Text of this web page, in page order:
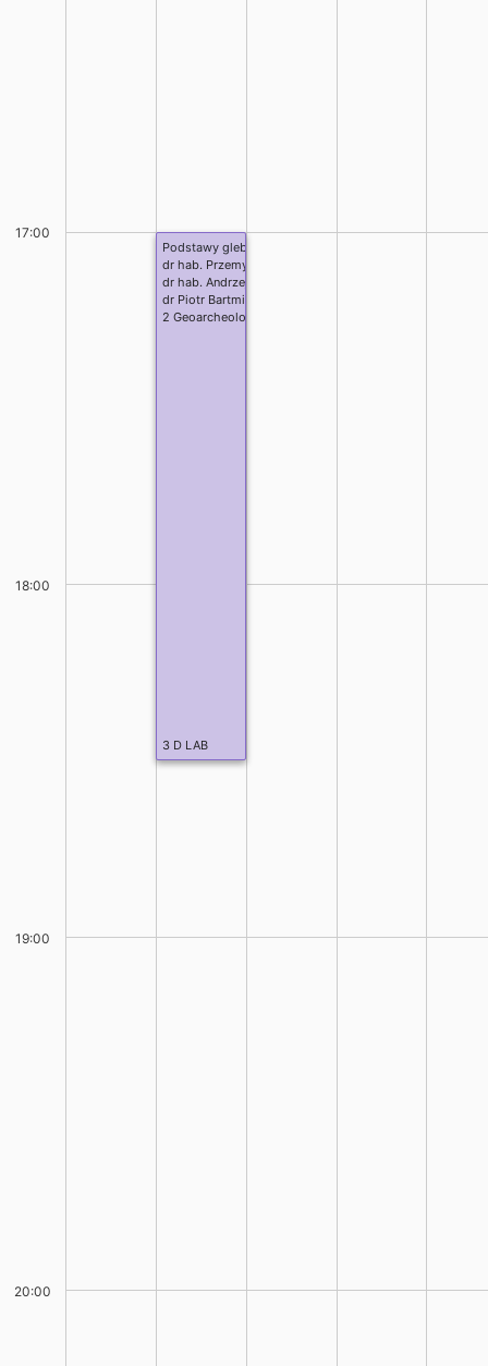
17:00
18:00
19:00
20:00
Podstawy gleboznawstwa i paleopedologii
dr hab. Przemysław Mroczek
dr hab. Andrzej Plak
dr Piotr Bartmiński
2 Geoarcheologia
3 D LAB